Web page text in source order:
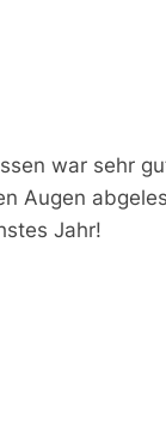
war sehr
Augen
Jahr!